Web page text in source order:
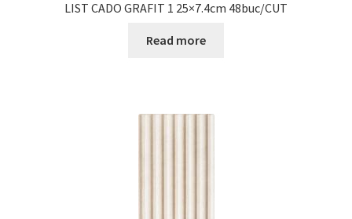
LIST CADO GRAFIT 1 25×7.4cm 48buc/CUT
Read more